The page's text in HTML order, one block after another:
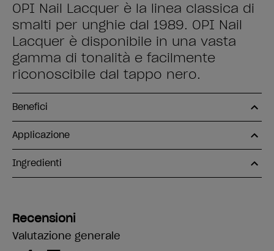
OPI Nail Lacquer è la linea classica di
smalti per unghie dal 1989. OPI Nail
Lacquer è disponibile in una vasta
gamma di tonalità e facilmente
riconoscibile dal tappo nero.
Benefici
Applicazione
Ingredienti